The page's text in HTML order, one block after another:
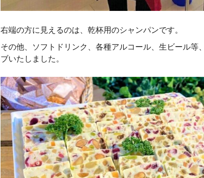
右端の方に見えるのは、乾杯用のシャンパンです。
その他、ソフトドリンク、各種アルコール、生ビール等
ブいたしました。